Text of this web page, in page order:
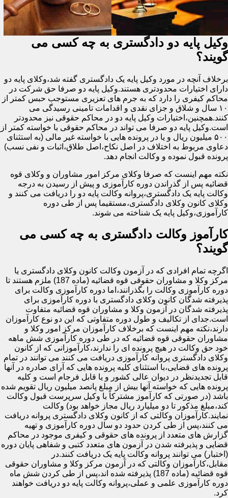
وکیل پایه دو دادگستری به چه کسی می
گویند؟
برخلاف آنچه در مورد وکیل پایه یک دادگستری گفته شد،وکلای پایه دو
دارای اختیارات محدودتری هستند.وکیل پایه دو صرفا حق شرکت در
محاکم کیفری را دارد که به جرم های تعزیری مستوجب حبس کمتر از
۱۰ سال و شلاق و جزای نقدی و اقدامات تامینی رسیدگی می
کنند.همچنین،اختیارات وکیل پایه دو در محاکم حقوقی نیز محدودتر
است.وکیل پایه دو صرفا می تواند در محاکم حقوقی با خواسته کمتر از
۵۰۰ میلیون ریال و یا در پرونده هایی با خواسته غیر مالی (به استثنای
دعاوی مربوط به اختلاف در اصل نکاح،اصل طلاق،اثبات و نفی نسب)
پرونده قبول نموده و وکالت انجام دهد.
نکته مهم اینست که صرفا وکلای مرکز امور مشاوران و وکلای قوه
قضائیه پس از گذراندن دوره کارآموزی و پیش از رسیدن به درجه
وکالت پایه یک دادگستری،پروانه وکالت پایه دو را دریافت می کنند و
وکلای کانون وکلای دادگستری،مستقیما پس از طی دوره
کارآموزی،وکیل پایه یک شناخته می شوند.
کارآموز وکالت دادگستری به چه کسی می
گویند؟
اگرچه تمام افرادی که در آزمون وکالت کانون وکلای دادگستری یا
مرکز وکلا و مشاوران حقوقی قوه قضائیه (ماده 187) ملزم هستند تا
دوره کارآموزی وکالت را بگذرانند،اما دوره کارآموزی وکالت برای
پذیرفته شدگان کانون وکلای دادگستری با دوره کارآموزی برای
پذیرفته شدگان در آزمون وکلا و مشاوران قوه قضائیه متفاوت
است.جدای از تکالیف و طول دوره متفاوتی که این دو نوع کارآموزان
دارند،نکته مهم اینست که برخلاف کارآموزان مرکز امور وکلا و
مشاوران حقوقی قوه قضائیه که در طی دوره کارآموزی شش ماهه
خود حق وکالت در هیچ پرونده ای را ندارند،کارآموزانی که از کانون
وکلای دادگستری پروانه کارآموزی دریافت می کنند می توانند در تمام
پرونده های قضایی،با استثنای کلیه پرونده هایی که آرای صادره در آنها
قابل تجدیدنظر در دیوان عالی کشور و یا قابل فرجام است و کلیه
پرونده هایی که خواسته آنها بیش از مبلغ پانصد میلیون ریال تقویم شده
باشد (در صورتی که کارآموز مشترکاً با وکیل سرپرست قبول وکالت
کند،مبلغ مذکور تا دو میلیارد ریال مجاز خواهد بود) وکالت
نمایند.کارآموزان وکالتی که از کانون وکلای دادگستری پروانه دریافت
می کنند،پس از طی کردن حدود دو سال دوره کارآموزی و تهیه
گزارش های متعدد از پرونده های حقوقی و کیفری موجود در محاکم
قضایی و پذیرفته شدن در آزمون های متعدد کتبی و شفاهی پایان دوره
(اختبار) می توانند پروانه وکالت پایه یک دریافت کنند.در
مقابل،کارآموزان وکالتی که در آزمون مرکز وکلا و مشاوران حقوقی
قوه قضائیه (ماده 187) پذیرفته شده اند،پس از طی کردن شش ماه
دوره کارآموزی علمی و عملی،پروانه وکالت پایه دو دریافت خواهند
کرد.